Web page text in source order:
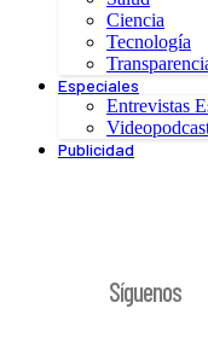
Ciencia
Tecnología
Especiales
Entrevistas
Publicidad
Síguenos